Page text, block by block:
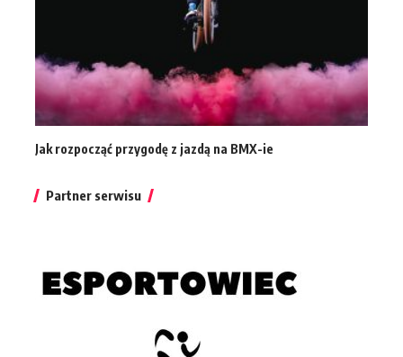
Jak rozpocząć przygodę z jazdą na BMX-ie
Partner serwisu